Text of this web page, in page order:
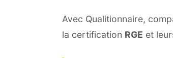
Avec Qualitionnaire,
la certification RGE et